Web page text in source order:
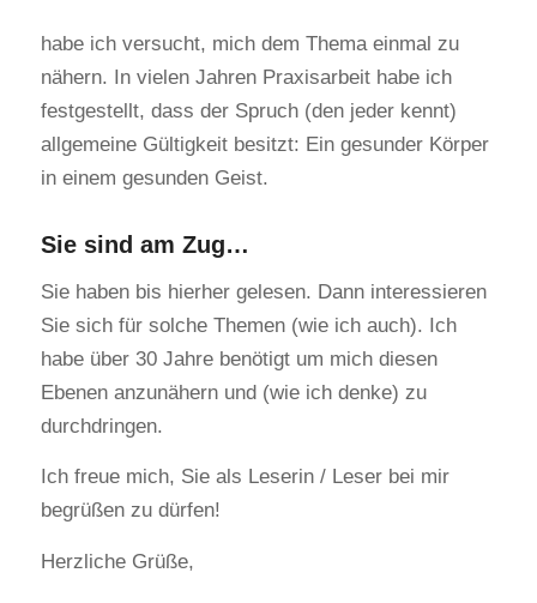
habe ich versucht, mich dem Thema einmal zu
nähern. In vielen Jahren Praxisarbeit habe ich
festgestellt, dass der Spruch (den jeder kennt)
allgemeine Gültigkeit besitzt: Ein gesunder Körper
in einem gesunden Geist.
Sie sind am Zug…
Sie haben bis hierher gelesen. Dann interessieren
Sie sich für solche Themen (wie ich auch). Ich
habe über 30 Jahre benötigt um mich diesen
Ebenen anzunähern und (wie ich denke) zu
durchdringen.
Ich freue mich, Sie als Leserin / Leser bei mir
begrüßen zu dürfen!
Herzliche Grüße,